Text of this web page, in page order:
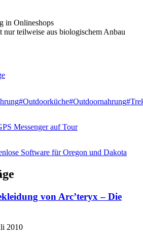
in Onlineshops
nur teilweise aus biologischem Anbau
#Outdoorküche#Outdoornahrung#
Messenger auf Tour
Software für Oregon und Dakota
von Arc’teryx – Die
2010